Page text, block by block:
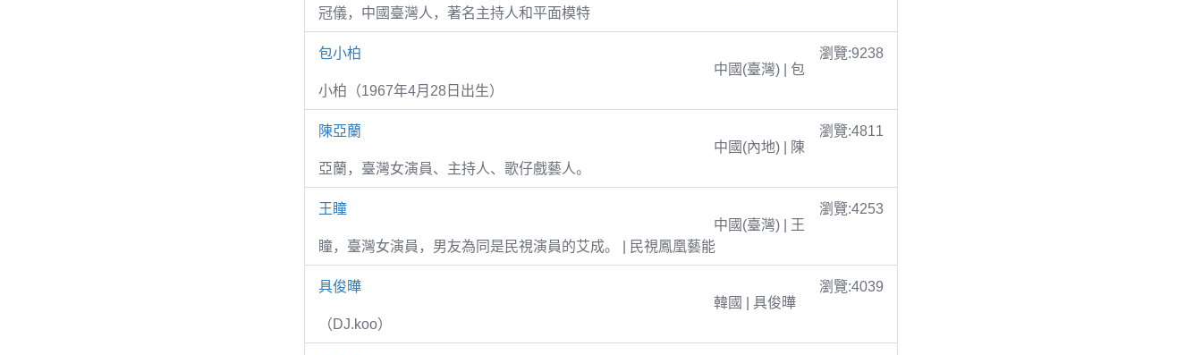
冠儀，中國臺灣人，著名主持人和平面模特
包小柏
瀏覽:9238
中國(臺灣) | 包
小柏（1967年4月28日出生）
陳亞蘭
瀏覽:4811
中國(內地) | 陳
亞蘭，臺灣女演員、主持人、歌仔戲藝人。
王瞳
瀏覽:4253
中國(臺灣) | 王
瞳，臺灣女演員，男友為同是民視演員的艾成。 | 民視鳳凰藝能
具俊曄
瀏覽:4039
韓國 | 具俊曄
（DJ.koo）